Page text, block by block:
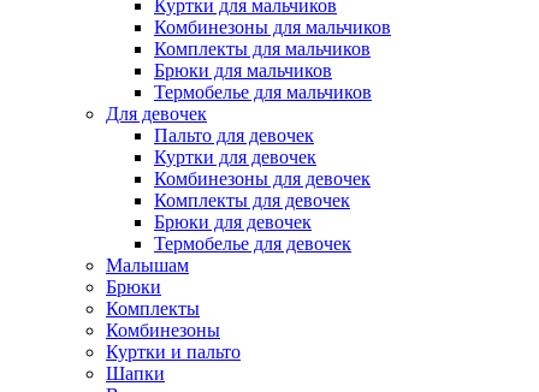
Куртки для мальчиков
Комбинезоны для мальчиков
Комплекты для мальчиков
Брюки для мальчиков
Термобелье для мальчиков
Для девочек
Пальто для девочек
Куртки для девочек
Комбинезоны для девочек
Комплекты для девочек
Брюки для девочек
Термобелье для девочек
Малышам
Брюки
Комплекты
Комбинезоны
Куртки и пальто
Шапки